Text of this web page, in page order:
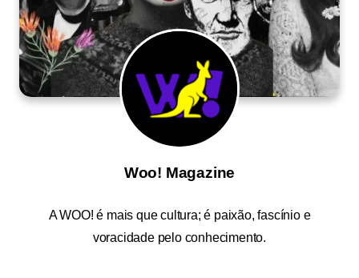
Woo! Magazine
AWOO! é mais que cultura; é paixão, fascínio e
voracidade pelo conhecimento.